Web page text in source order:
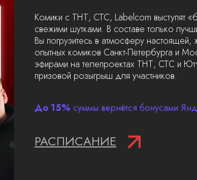
Комики с ТНТ, СТС, Labelcom выступят
свежими шутками. В составе только
Вы погрузитесь в атмосферу
опытных комиков Санкт-Петербурга и
эфирами на телепроектах ТНТ, СТС и
призовой розыгрыш для участников.
До 15% суммы вернётся бонусами
РАСПИСАНИЕ